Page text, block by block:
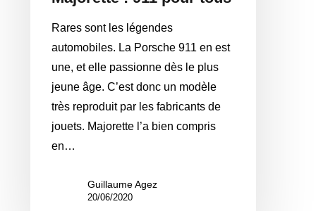
Rares sont les légendes
automobiles. La Porsche 911 en est
une, et elle passionne dès le plus
jeune âge. C’est donc un modèle
très reproduit par les fabricants de
jouets. Majorette l’a bien compris
en…
Guillaume Agez
20/06/2020